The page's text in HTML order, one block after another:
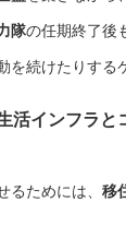
隊の任期終了後
を続けたりする
活インフラ と
るためには、 移